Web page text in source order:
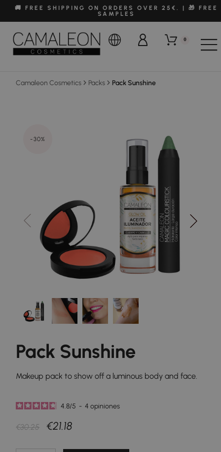
🚚 FREE SHIPPING ON ORDERS OVER 25€. | 🎁 FREE
SAMPLES
0
Camaleon Cosmetics Packs Pack Sunshine
-30%
Pack Sunshine
Makeup pack to show off a luminous body and face.
4.8/5 - 4opiniones
€30.25 €21.18